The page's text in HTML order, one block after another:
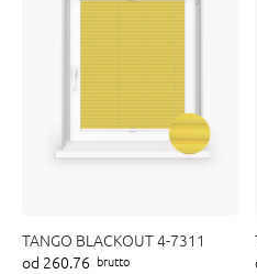
TANGO BLACKOUT 4-7311
od 260.76 brutto